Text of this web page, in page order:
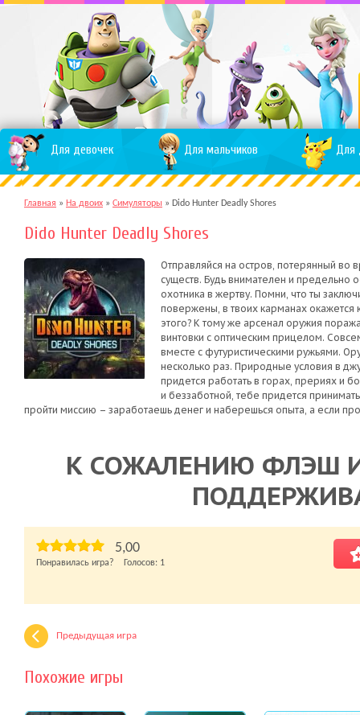
Для девочек Для мальчиков Для
Главная » На двоих » Симуляторы » Dido Hunter Deadly Shores
Dido Hunter Deadly Shores
Отправляйся на остров, потерянный во
существ. Будь внимателен и предельно
охотника в жертву. Помни, что ты
повержены, в твоих карманах окажется
этого? К тому же арсенал оружия
винтовки с оптическим прицелом.
вместе с футуристическими ружьями.
несколько раз. Природные условия в
придется работать в горах, прериях и
и беззаботной, тебе придется
пройти миссию – заработаешь денег и наберешься опыта, а если
К СОЖАЛЕНИЮ ФЛЭШ
5,00
Понравилась игра? Голосов: 1
Предыдущая игра
Похожие игры